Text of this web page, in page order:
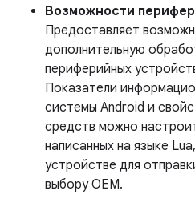
Возможности
Предоставляет
дополнительную
периферийных
Показатели
системы Android и
средств можно
написанных на языке
устройстве для
выбору OEM.